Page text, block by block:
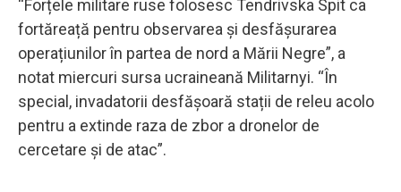
“Forțele militare ruse folosesc Tendrivska Spit ca
fortăreață pentru observarea și desfășurarea
operațiunilor în partea de nord a Mării Negre”, a
notat miercuri sursa ucraineană Militarnyi. “În
special, invadatorii desfășoară stații de releu acolo
pentru a extinde raza de zbor a dronelor de
cercetare și de atac”.